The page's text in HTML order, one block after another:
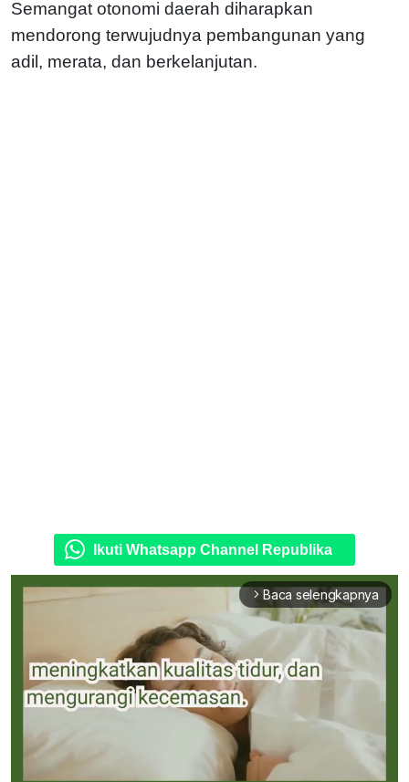
Semangat otonomi daerah diharapkan
mendorong terwujudnya pembangunan yang
adil, merata, dan berkelanjutan.
Ikuti Whatsapp Channel Republika
arrow_forward_ios Baca selengkapnya